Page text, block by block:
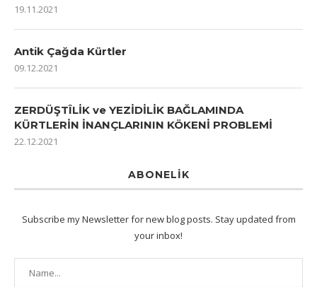
19.11.2021
Antik Çağda Kürtler
09.12.2021
ZERDÜŞTÎLİK ve YEZİDİLİK BAĞLAMINDA
KÜRTLERİN İNANÇLARININ KÖKENİ PROBLEMİ
22.12.2021
ABONELIK
Subscribe my Newsletter for new blog posts. Stay updated from
your inbox!